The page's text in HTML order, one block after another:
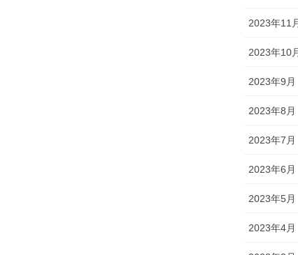
2023年11
2023年10
2023年9月
2023年8月
2023年7月
2023年6月
2023年5月
2023年4月